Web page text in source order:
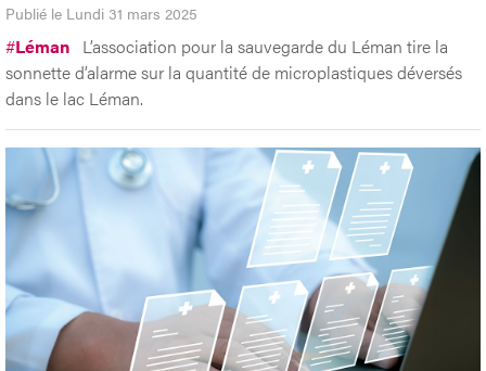
Publié le Lundi 31 mars 2025
#Léman L’association pour la sauvegarde du Léman tire la
sonnette d’alarme sur la quantité de microplastiques déversés
dans le lac Léman.